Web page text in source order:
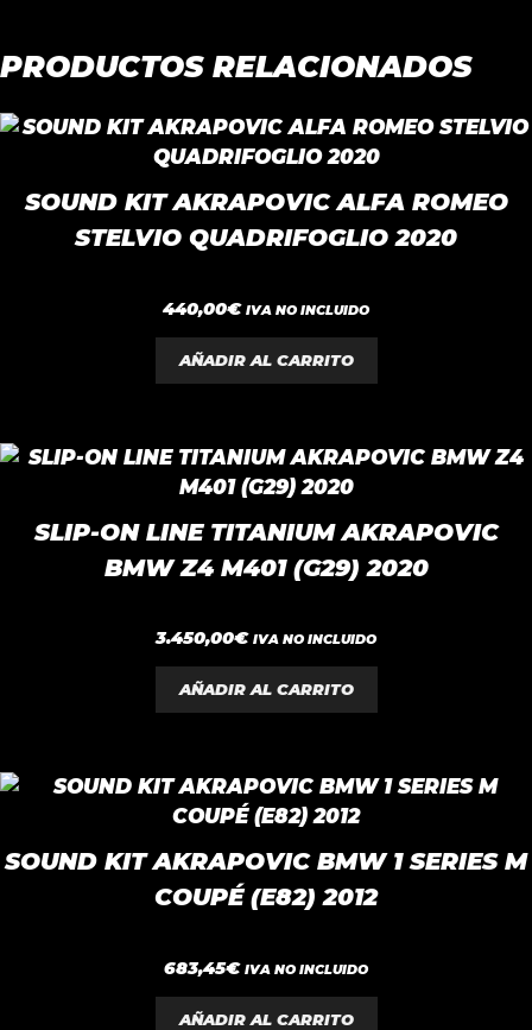
PRODUCTOS RELACIONADOS
SOUND KIT AKRAPOVIC ALFA ROMEO
STELVIO QUADRIFOGLIO 2020
0
d
e
5
440,00€ IVA NO INCLUIDO
AÑADIR AL CARRITO
SLIP-ON LINE TITANIUM AKRAPOVIC
BMW Z4 M401 (G29) 2020
0
d
e
5
3.450,00€ IVA NO INCLUIDO
AÑADIR AL CARRITO
SOUND KIT AKRAPOVIC BMW 1 SERIES M
COUPÉ (E82) 2012
0
d
e
5
683,45€ IVA NO INCLUIDO
AÑADIR AL CARRITO